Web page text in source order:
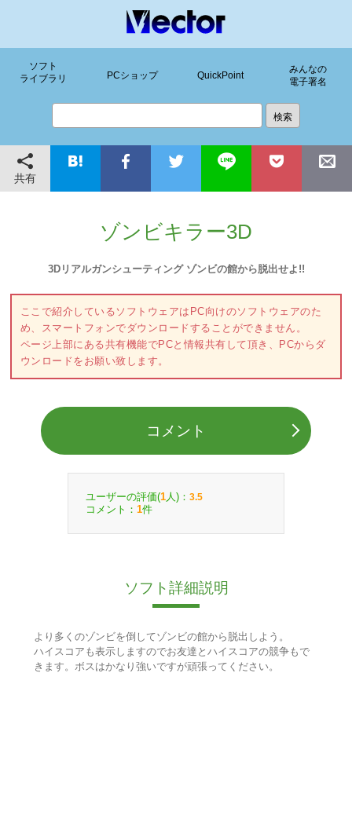
ソフト
ライブラリ
PCショップ QuickPoint
みんなの
電子署名
共有
ゾンビキラー3D
3Dリアルガンシューティング ゾンビの館から脱出せよ!!
ここで紹介しているソフトウェアはPC向けのソフトウェアのた
め、スマートフォンでダウンロードすることができません。
ページ上部にある共有機能でPCと情報共有して頂き、PCからダ
ウンロードをお願い致します。
コメント
ユーザーの評価(1 人)： 3.5
コメント： 1件
ソフト詳細説明
より多くのゾンビを倒してゾンビの館から脱出しよう。
ハイスコアも表示しますのでお友達とハイスコアの競争もで
きます。ボスはかなり強いですが頑張ってください。